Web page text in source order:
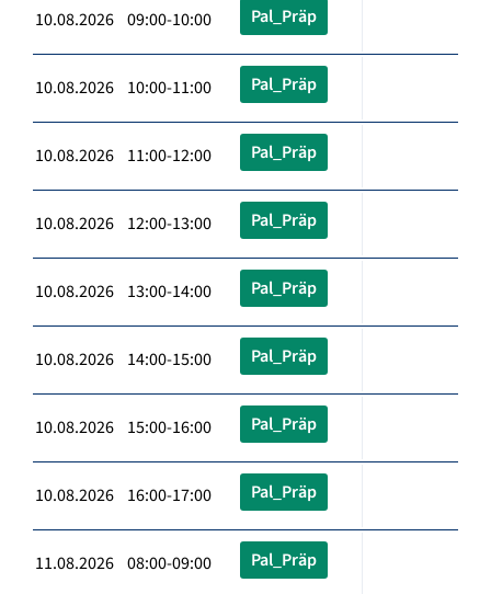
10.08.2026 09:00-10:00 Pal_Präp
10.08.2026 10:00-11:00 Pal_Präp
10.08.2026 11:00-12:00 Pal_Präp
10.08.2026 12:00-13:00 Pal_Präp
10.08.2026 13:00-14:00 Pal_Präp
10.08.2026 14:00-15:00 Pal_Präp
10.08.2026 15:00-16:00 Pal_Präp
10.08.2026 16:00-17:00 Pal_Präp
11.08.2026 08:00-09:00 Pal_Präp